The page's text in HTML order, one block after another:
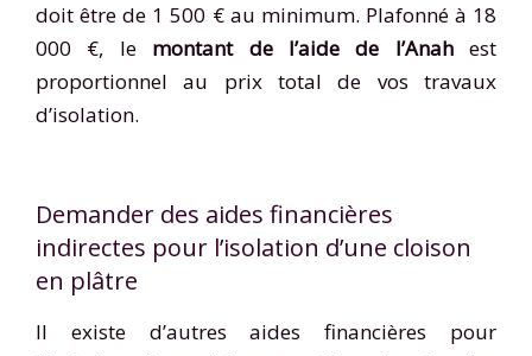
doit être de 1 500 € au minimum. Plafonné à 18
000 €, le montant de l’aide de l’Anahest
proportionnel au prix total de vos travaux
d’isolation.
Demander des aides financières
indirectes pour l’isolation d’une cloison
en plâtre
Il existe d’autres aides financières pour